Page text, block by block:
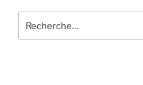
pour